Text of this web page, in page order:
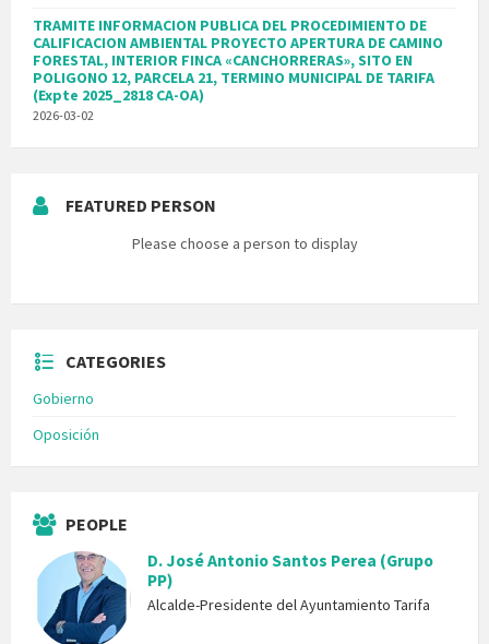
TRAMITE INFORMACION PUBLICA DEL PROCEDIMIENTO DE
CALIFICACION AMBIENTAL PROYECTO APERTURA DE CAMINO
FORESTAL, INTERIOR FINCA «CANCHORRERAS», SITO EN
POLIGONO 12, PARCELA 21, TERMINO MUNICIPAL DE TARIFA
(Expte 2025_2818 CA-OA)
2026-03-02
FEATURED PERSON
Please choose a person to display
CATEGORIES
Gobierno
Oposición
PEOPLE
D. José Antonio Santos Perea (Grupo
PP)
Alcalde-Presidente del Ayuntamiento Tarifa